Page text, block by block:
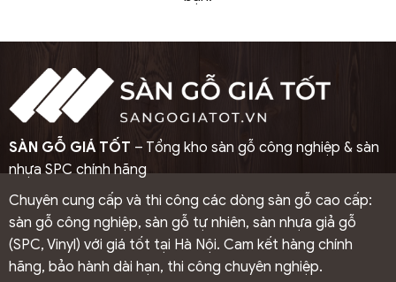
Trần nhựa PVC truyền thống
Trần nhựa lam sóng hiện đại
Trần nhựa Nano cao cấp
Trần nhựa giả gỗ sang trọng
Trần nhựa 3D trang trí
Mỗi loại đều mang đặc trưng riêng về thẩm mỹ và công
năng, đáp ứng đa dạng nhu cầu thiết kế nội thất.
SÀN GỖ GIÁ TỐT – Tổng kho sàn gỗ công nghiệp & sàn
nhựa SPC chính hãng
Chuyên cung cấp và thi công các dòng sàn gỗ cao cấp:
sàn gỗ công nghiệp, sàn gỗ tự nhiên, sàn nhựa giả gỗ
(SPC, Vinyl) với giá tốt tại Hà Nội. Cam kết hàng chính
hãng, bảo hành dài hạn, thi công chuyên nghiệp.